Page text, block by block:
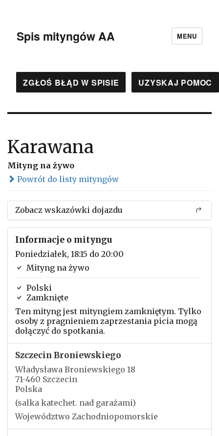
Spis mityngów AA MENU
ZGŁOŚ BŁĄD W SPISIE UZYSKAJ POMOC
Karawana
Mityng na żywo
Powrót do listy mityngów
Zobacz wskazówki dojazdu
Informacje o mityngu
Poniedziałek, 18:15 do 20:00
Mityng na żywo
Polski
Zamknięte
Ten mityng jest mityngiem zamkniętym. Tylko
osoby z pragnieniem zaprzestania picia mogą
dołączyć do spotkania.
Szczecin Broniewskiego
Władysława Broniewskiego 18
71-460 Szczecin
Polska
(salka katechet. nad garażami)
Województwo Zachodniopomorskie